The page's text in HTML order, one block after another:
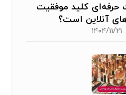
حرفه‌ای کلید موفقیت
آنلاین است؟
۱۴۰۴/۱۱/۲۱